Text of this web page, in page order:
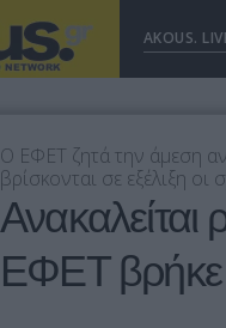
AKOUS.
Ο ΕΦΕΤ ζητά την άμεση
βρίσκονται σε εξέλιξη οι
ΕΦΕΤ βρήκε